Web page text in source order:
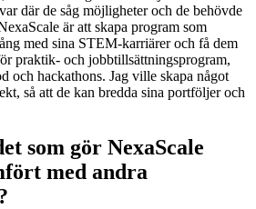
där de såg möjligheter och de behövde
är att skapa program som
med sina STEM-karriärer och få dem
praktik- och jobbtillsättningsprogram,
och hackathons. Jag ville skapa något
så att de kan bredda sina portföljer och
som gör NexaScale
med andra